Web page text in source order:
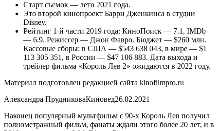
Старт съемок — лето 2021 года.
Это второй кинопроект Барри Дженкинса в студии
Disney.
Рейтинг 1-й части 2019 года: КиноПоиск — 7.1, IMDb
— 6.9. Режиссер — Джон Фавро. Бюджет — $260 млн.
Кассовые сборы: в США — $543 638 043, в мире — $1
113 305 351, в России — $47 106 883. Дата выхода и
трейлер фильма «Король Лев 2» ожидаются в 2022 году.
Материал подготовлен редакцией сайта kinofilmpro.ru
Александра ПрудниковаКиновед26.02.2021
Наконец популярный мультфильм с 90-х Король Лев получил
полнометражный фильм, фанаты ждали этого более 20 лет, и в